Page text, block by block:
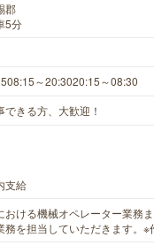
郡
5分
～20:3020:15～08:30
きる方、大歓迎！
支給
おける機械オペレーター業務
務を担当していただきます。